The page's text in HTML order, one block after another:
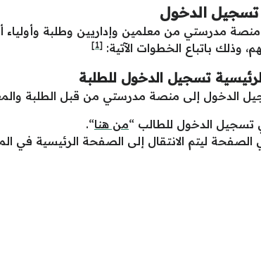
الدخول
مدرستي من معلمين وإداريين وطلبة وأولياء
باتباع الخطوات الآتية: [1]
تسجيل الدخول للطلبة
الدخول إلى منصة مدرستي من قبل الطلبة
تسجيل الدخول للطالب “من هنا“.
الصفحة ليتم الانتقال إلى الصفحة الرئيسية في